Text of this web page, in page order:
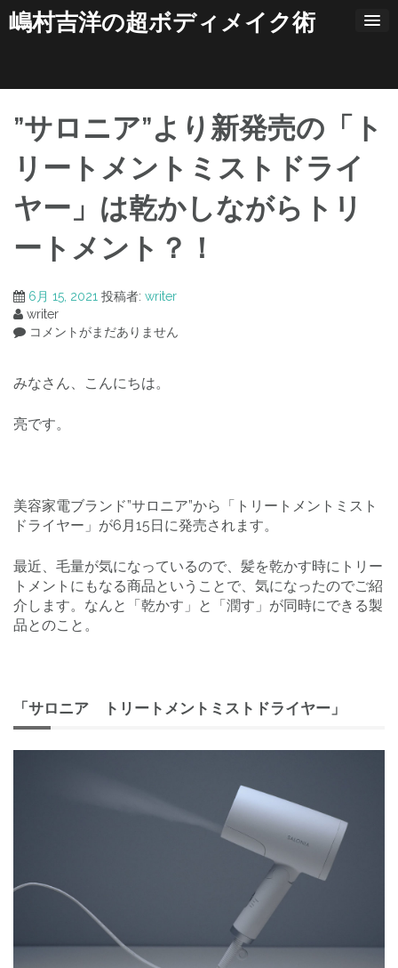
ン嶋村吉洋の超ボディメイク術
”サロニア”より新発売の「ト
リートメントミストドライ
ヤー」は乾かしながらトリ
ートメント？！
6月 15, 2021 投稿者: writer
writer
コメントがまだありません
みなさん、こんにちは。
亮です。
美容家電ブランド”サロニア”から「トリートメントミスト
ドライヤー」が6月15日に発売されます。
最近、毛量が気になっているので、髪を乾かす時にトリー
トメントにもなる商品ということで、気になったのでご紹
介します。なんと「乾かす」と「潤す」が同時にできる製
品とのこと。
「サロニア トリートメントミストドライヤー」